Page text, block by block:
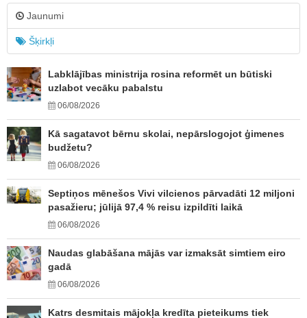
Jaunumi
Šķirkļi
Labklājības ministrija rosina reformēt un būtiski
uzlabot vecāku pabalstu
06/08/2026
Kā sagatavot bērnu skolai, nepārslogojot ģimenes
budžetu?
06/08/2026
Septiņos mēnešos Vivi vilcienos pārvadāti 12 miljoni
pasažieru; jūlijā 97,4 % reisu izpildīti laikā
06/08/2026
Naudas glabāšana mājās var izmaksāt simtiem eiro
gadā
06/08/2026
Katrs desmitais mājokļa kredīta pieteikums tiek